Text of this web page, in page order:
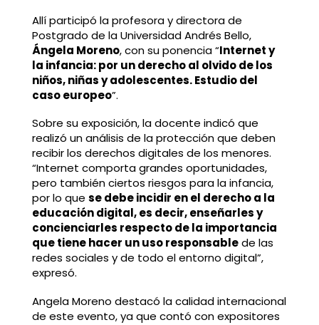
Allí participó la profesora y directora de
Postgrado de la Universidad Andrés Bello,
Ángela Moreno, con su ponencia “Internet y
la infancia: por un derecho al olvido de los
niños, niñas y adolescentes. Estudio del
caso europeo”.
Sobre su exposición, la docente indicó que
realizó un análisis de la protección que deben
recibir los derechos digitales de los menores.
“Internet comporta grandes oportunidades,
pero también ciertos riesgos para la infancia,
por lo que se debe incidir en el derecho a la
educación digital, es decir, enseñarles y
concienciarles respecto de la importancia
que tiene hacer un uso responsablede las
redes sociales y de todo el entorno digital”,
expresó.
Angela Moreno destacó la calidad internacional
de este evento, ya que contó con expositores